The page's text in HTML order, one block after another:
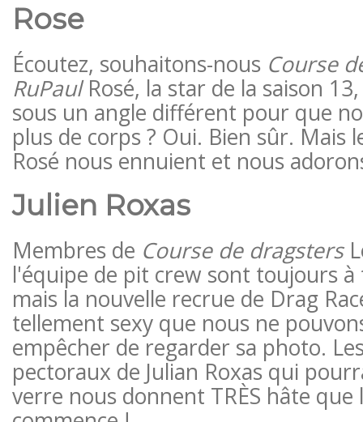
Rose
Écoutez, souhaitons-nous Course
RuPaulRosé, la star de la saison
sous un angle différent pour que
plus de corps ? Oui. Bien sûr. Mais
Rosé nous ennuient et nous
Julien Roxas
Membres de Course de dragsters
l'équipe de pit crew sont toujours
mais la nouvelle recrue de Drag
tellement sexy que nous ne
empêcher de regarder sa photo.
pectoraux de Julian Roxas qui
verre nous donnent TRÈS hâte que